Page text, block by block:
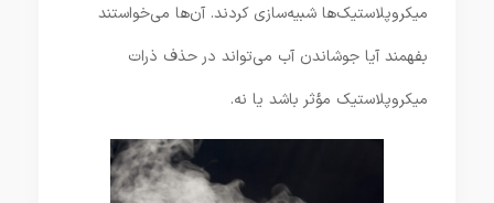
میکروپلاستیک‌ها شبیه‌سازی کردند. آن‌ها می‌خواستند
بفهمند آیا جوشاندن آب می‌تواند در حذف ذرات
میکروپلاستیک مؤثر باشد یا نه.